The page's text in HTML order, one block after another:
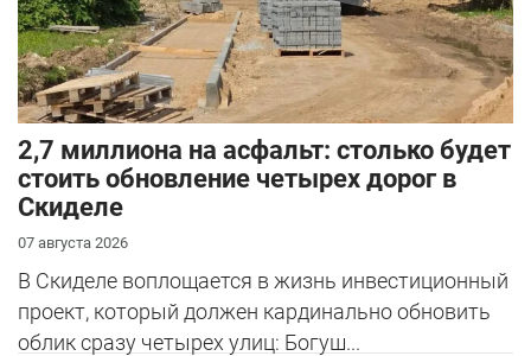
2,7 миллиона на асфальт: столько будет
стоить обновление четырех дорог в
Скиделе
07 августа 2026
В Скиделе воплощается в жизнь инвестиционный
проект, который должен кардинально обновить
облик сразу четырех улиц: Богуш...